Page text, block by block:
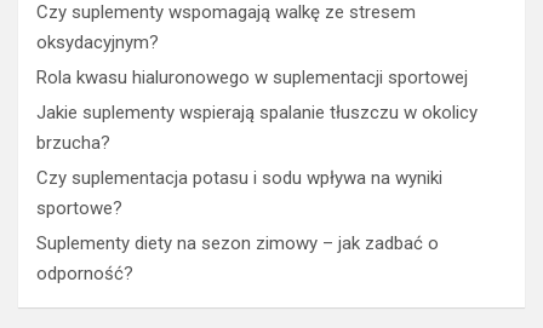
Czy suplementy wspomagają walkę ze stresem
oksydacyjnym?
Rola kwasu hialuronowego w suplementacji sportowej
Jakie suplementy wspierają spalanie tłuszczu w okolicy
brzucha?
Czy suplementacja potasu i sodu wpływa na wyniki
sportowe?
Suplementy diety na sezon zimowy – jak zadbać o
odporność?